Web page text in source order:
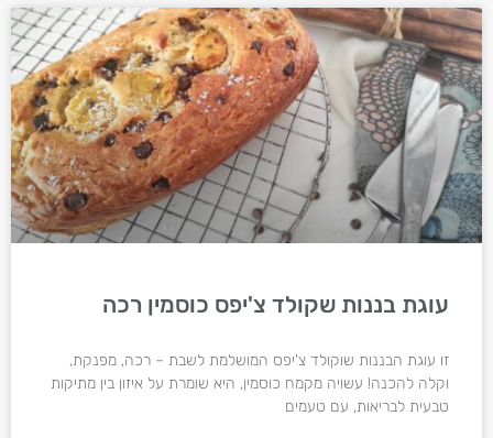
עוגת בננות שקולד צ'יפס כוסמין רכה
זו עוגת הבננות שוקולד צ'יפס המושלמת לשבת – רכה, מפנקת,
וקלה להכנה! עשויה מקמח כוסמין, היא שומרת על איזון בין מתיקות
טבעית לבריאות, עם טעמים